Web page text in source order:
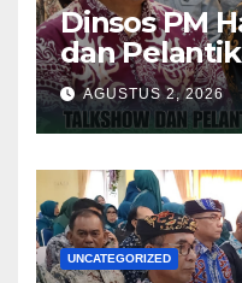
Dinsos PM
dan
Pramuka
Tarakan
AGUSTUS 2, 2026
UNCATEGORIZED